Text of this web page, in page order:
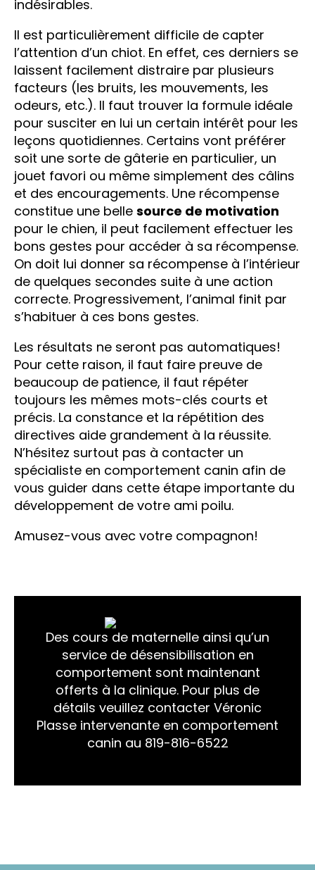
indésirables.
Il est particulièrement difficile de capter
l’attention d’un chiot. En effet, ces derniers se
laissent facilement distraire par plusieurs
facteurs (les bruits, les mouvements, les
odeurs, etc.). Il faut trouver la formule idéale
pour susciter en lui un certain intérêt pour les
leçons quotidiennes. Certains vont préférer
soit une sorte de gâterie en particulier, un
jouet favori ou même simplement des câlins
et des encouragements. Une récompense
constitue une belle source de motivation
pour le chien, il peut facilement effectuer les
bons gestes pour accéder à sa récompense.
On doit lui donner sa récompense à l’intérieur
de quelques secondes suite à une action
correcte. Progressivement, l’animal finit par
s’habituer à ces bons gestes.
Les résultats ne seront pas automatiques!
Pour cette raison, il faut faire preuve de
beaucoup de patience, il faut répéter
toujours les mêmes mots-clés courts et
précis. La constance et la répétition des
directives aide grandement à la réussite.
N’hésitez surtout pas à contacter un
spécialiste en comportement canin afin de
vous guider dans cette étape importante du
développement de votre ami poilu.
Amusez-vous avec votre compagnon!
Des cours de maternelle ainsi qu’un
service de désensibilisation en
comportement sont maintenant
offerts à la clinique. Pour plus de
détails veuillez contacter Véronic
Plasse intervenante en comportement
canin au 819-816-6522